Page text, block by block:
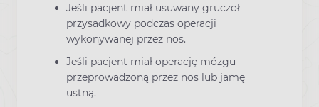
Jeśli pacjent miał usuwany gruczoł
przysadkowy podczas operacji
wykonywanej przez nos.
Jeśli pacjent miał operację mózgu
przeprowadzoną przez nos lub jamę
ustną.